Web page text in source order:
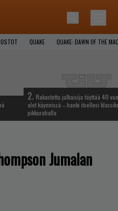
QUAKE QUAKE: DAWN OF THE
2. Rakastettu julkaisija täyttää 40
alet käynnissä – hanki itsellesi
pikkurahalla
Jumalan